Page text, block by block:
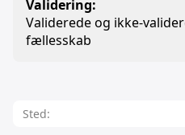
Validering:
Validerede og ikke-
fællesskab
Sted: